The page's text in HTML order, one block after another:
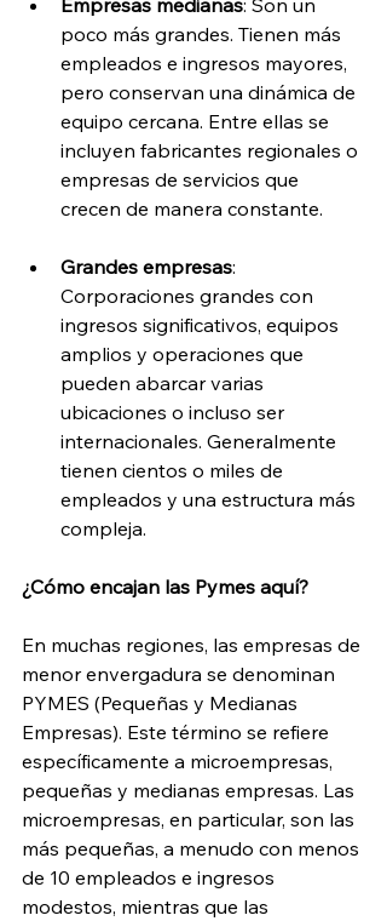
Empresas medianas: Son un
poco más grandes. Tienen más
empleados e ingresos mayores,
pero conservan una dinámica de
equipo cercana. Entre ellas se
incluyen fabricantes regionales o
empresas de servicios que
crecen de manera constante.
Grandes empresas:
Corporaciones grandes con
ingresos significativos, equipos
amplios y operaciones que
pueden abarcar varias
ubicaciones o incluso ser
internacionales. Generalmente
tienen cientos o miles de
empleados y una estructura más
compleja.
¿Cómo encajan las Pymes aquí?
En muchas regiones, las empresas de
menor envergadura se denominan
PYMES (Pequeñas y Medianas
Empresas). Este término se refiere
específicamente a microempresas,
pequeñas y medianas empresas. Las
microempresas, en particular, son las
más pequeñas, a menudo con menos
de 10 empleados e ingresos
modestos, mientras que las